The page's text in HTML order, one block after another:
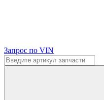
Запрос по VIN